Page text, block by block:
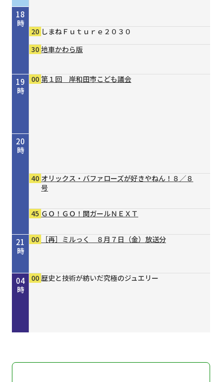
18
時
19
時
20
時
21
時
22
時
23
時
00
時
01
時
02
時
03
時
04
時
20 しまねＦｕｔｕｒｅ２０３０
30 地車かわら版
00 第１回 岸和田市こども議会
40 オリックス・バファローズが好きやねん！８／８
号
45 ＧＯ！ＧＯ！関ガールＮＥＸＴ
00 ［再］ミルっく ８月７日（金）放送分
00 きしわだネイチャー探訪 ＃１６８
30 地車かわら版
00 Ｄａｙ Ｔｒｉｐｐｅｒ ＃７９
15 歴史街道 ＃４４８ 丹波と京を結んだ“川の街
30 ＧＯ！ＧＯ！関ガールＮＥＸＴ
45 オリックス・バファローズが好きやねん！８／８
50 しまねＦｕｔｕｒｅ２０３０
00 ホトケ女史のぶらりまいり 「郡山八幡神社」編
15 歴史街道 ＃４４８ 丹波と京を結んだ“川の街
30 地車かわら版
00 誰でも簡単にオシャレネイル HOMEI
00 歴史と技術が紡いだ究極のジュエリー
00 歴史と技術が紡いだ究極のジュエリー
00 歴史と技術が紡いだ究極のジュエリー